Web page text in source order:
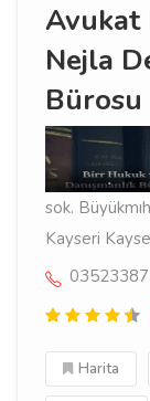
Avukat
Nejla
Bürosu
sok.
Kayseri
Harita